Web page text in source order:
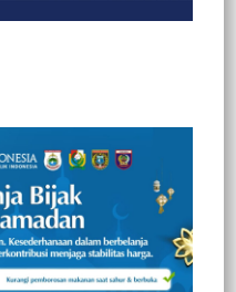
Tertimpa
SDN 4 di Tana
Perhatian
1267